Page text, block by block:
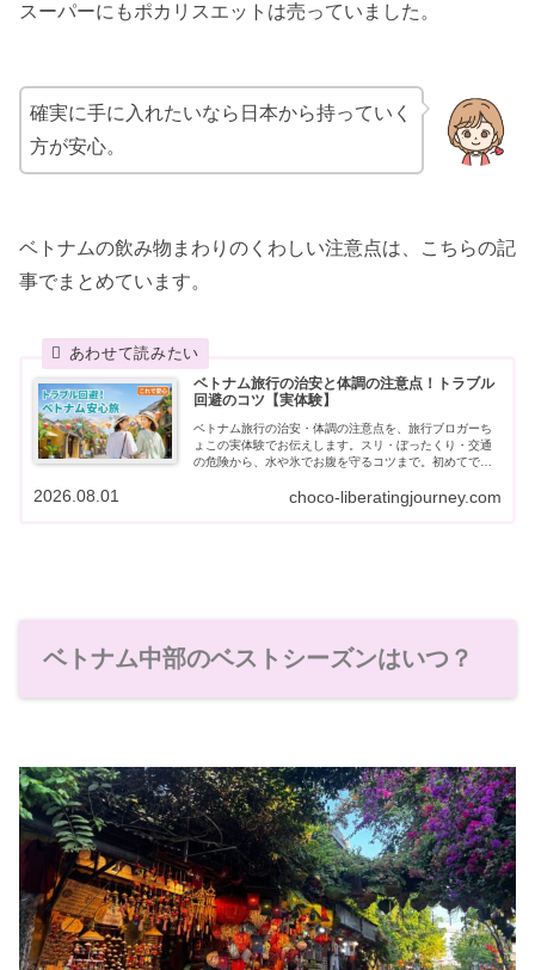
スーパーにもポカリスエットは売っていました。
確実に手に入れたいなら日本から持っていく
方が安心。
ベトナムの飲み物まわりのくわしい注意点は、こちらの記
事でまとめています。
ベトナム旅行の治安と体調の注意点！トラブル
回避のコツ【実体験】
ベトナム旅行の治安・体調の注意点を、旅行ブロガーち
ょこの実体験でお伝えします。スリ・ぼったくり・交通
の危険から、水や氷でお腹を守るコツまで。初めてでも
choco-liberatingjourney.com
2026.08.01
ベトナム中部のベストシーズンはいつ？